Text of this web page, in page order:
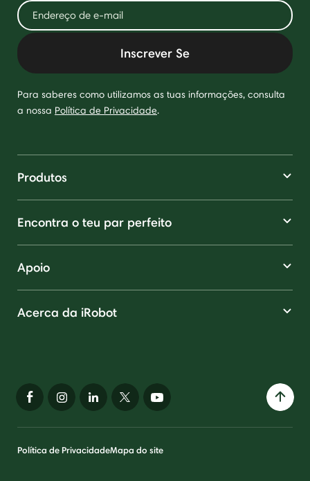
Inscrever Se
Para saberes como utilizamos as tuas informações, consulta
a nossa Política de Privacidade.
Produtos
Encontra o teu par perfeito
Apoio
Acerca da iRobot
Política de PrivacidadeMapa do site